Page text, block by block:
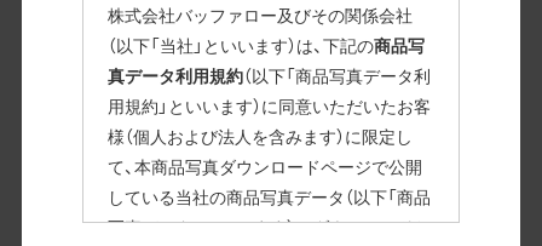
株式会社バッファロー及びその関係会社
（以下「当社」といいます）は、下記の商品写
真データ利用規約（以下「商品写真データ利
用規約」といいます）に同意いただいたお客
様（個人および法人を含みます）に限定し
て、本商品写真ダウンロードページで公開
している当社の商品写真データ（以下「商品
写真データ」といいます）のダウンロードお
掲載データ「JPEG、PNG : 低解像度(RGBカラー)」 「EPS : 高
解像度(CMYKカラー)」
BSTAPST2320WH
高画質画像